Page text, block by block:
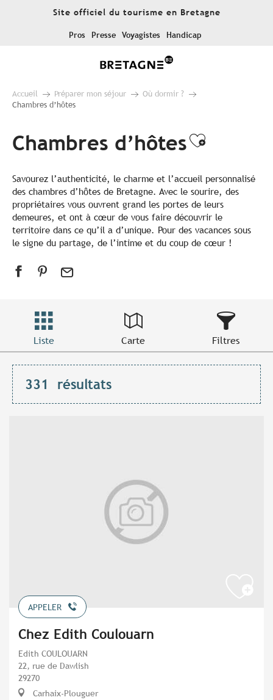
Site officiel du tourisme en Bretagne
Pros Presse Voyagistes Handicap
Accueil Préparer mon séjour
Où dormir ?
Chambres d’hôtes
Chambres d’hôtesAjouter
Savourez l’authenticité, le charme et l’accueil personnalisé
des chambres d’hôtes de Bretagne. Avec le sourire, des
propriétaires vous ouvrent grand les portes de leurs
demeures, et ont à cœur de vous faire découvrir le
territoire dans ce qu’il a d’unique. Pour des vacances sous
le signe du partage, de l’intime et du coup de cœur !
Liste Carte Filtres
331 résultats
APPELER
Chez Edith Coulouarn
Edith COULOUARN
22, rue de Dawlish
29270
Carhaix-Plouguer